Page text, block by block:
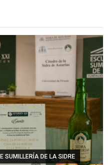
SUMILLERÍA DE LA SIDRE